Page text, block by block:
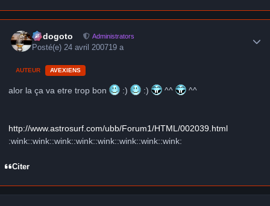
frédogoto Administrators
Posté(e) 24 avril 200719 a
AUTEUR AVEXIENS
alor la ça va etre trop bon :) :) ^^ ^^
http://www.astrosurf.com/ubb/Forum1/HTML/002039.html
:wink::wink::wink::wink::wink::wink::wink::wink:
Citer